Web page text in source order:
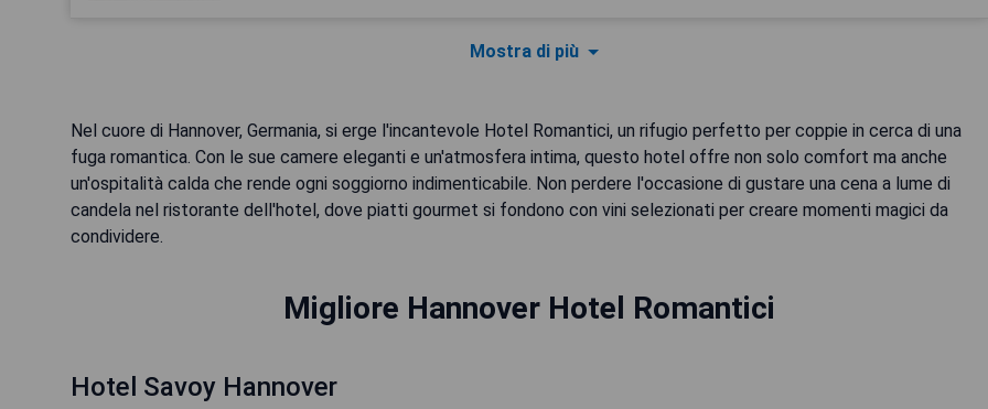
Mostra di più
Nel cuore di Hannover, Germania, si erge l'incantevole Hotel Romantici, un rifugio perfetto per coppie in cerca di una
fuga romantica. Con le sue camere eleganti e un'atmosfera intima, questo hotel offre non solo comfort ma anche
un'ospitalità calda che rende ogni soggiorno indimenticabile. Non perdere l'occasione di gustare una cena a lume di
candela nel ristorante dell'hotel, dove piatti gourmet si fondono con vini selezionati per creare momenti magici da
condividere.
Migliore Hannover Hotel Romantici
Hotel Savoy Hannover